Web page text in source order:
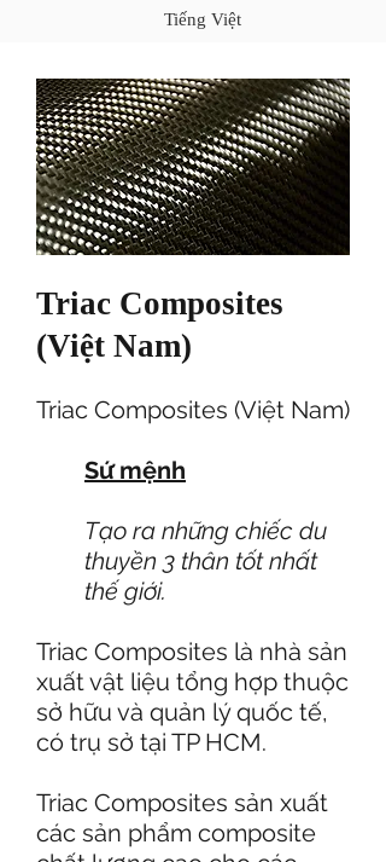
Tiếng Việt
Triac Composites
(Việt Nam)
Triac Composites (Việt Nam)
Sứ mệnh
Tạo ra những chiếc du
thuyền 3 thân tốt nhất
thế giới.
Triac Composites là nhà sản
xuất vật liệu tổng hợp thuộc
sở hữu và quản lý quốc tế,
có trụ sở tại TP HCM.
Triac Composites sản xuất
các sản phẩm composite